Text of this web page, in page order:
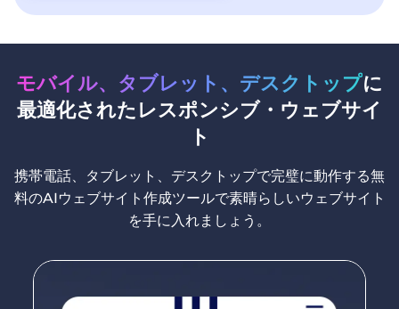
モバイル、タブレット、デスクトップに
最適化されたレスポンシブ・ウェブサイ
ト
携帯電話、タブレット、デスクトップで完璧に動作する無
料のAIウェブサイト作成ツールで素晴らしいウェブサイト
を手に入れましょう。